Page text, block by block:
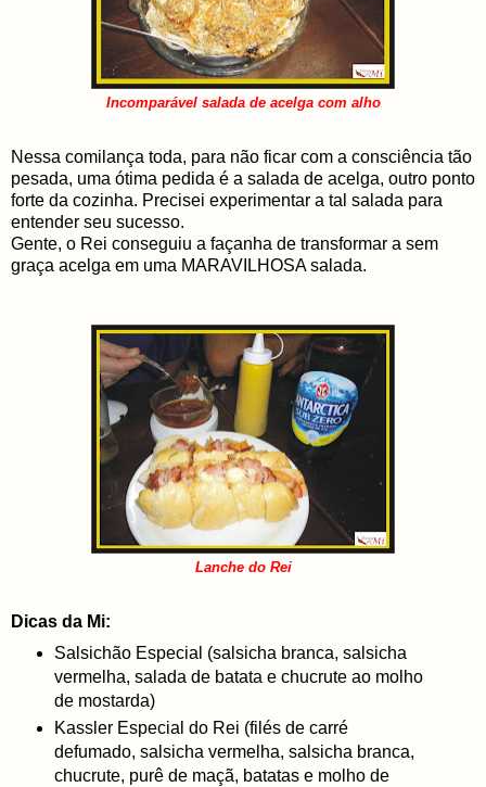
Incomparável salada de acelga com alho
Nessa comilança toda, para não ficar com a consciência tão
pesada, uma ótima pedida é a salada de acelga, outro ponto
forte da cozinha. Precisei experimentar a tal salada para
entender seu sucesso.
Gente, o Rei conseguiu a façanha de transformar a sem
graça acelga em uma MARAVILHOSA salada.
Lanche do Rei
Dicas da Mi:
Salsichão Especial (salsicha branca, salsicha
vermelha, salada de batata e chucrute ao molho
de mostarda)
Kassler Especial do Rei (filés de carré
defumado, salsicha vermelha, salsicha branca,
chucrute, purê de maçã, batatas e molho de